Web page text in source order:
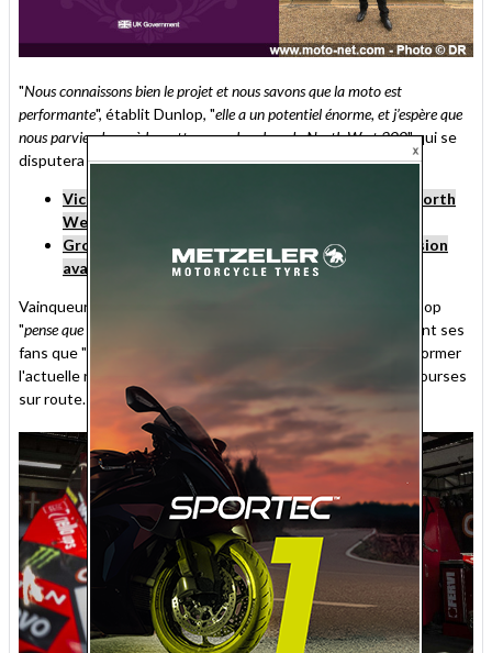
"Nous connaissons bien le projet et nous savons que la moto est
performante", établit Dunlop, "elle a un potentiel énorme, et j’espère que
nous parviendrons à le mettre en valeur lors du North West 200" qui se
disputera du 4 au 9 mai prochains.
Victoires de Dunlop et Todd en ouverture de la North
West 200 2025
Grosses bastons à la North West 200, petite tension
avant le Tourist Trophy
Vainqueur de trois course sur la NW200 2025, Michael Dunlop
"pense que nous allons assister à de superbes courses
", mais prévient ses
fans que "
" avant de transformer
l'actuelle reine des circuits en une nouvelle patronne des courses
sur route.